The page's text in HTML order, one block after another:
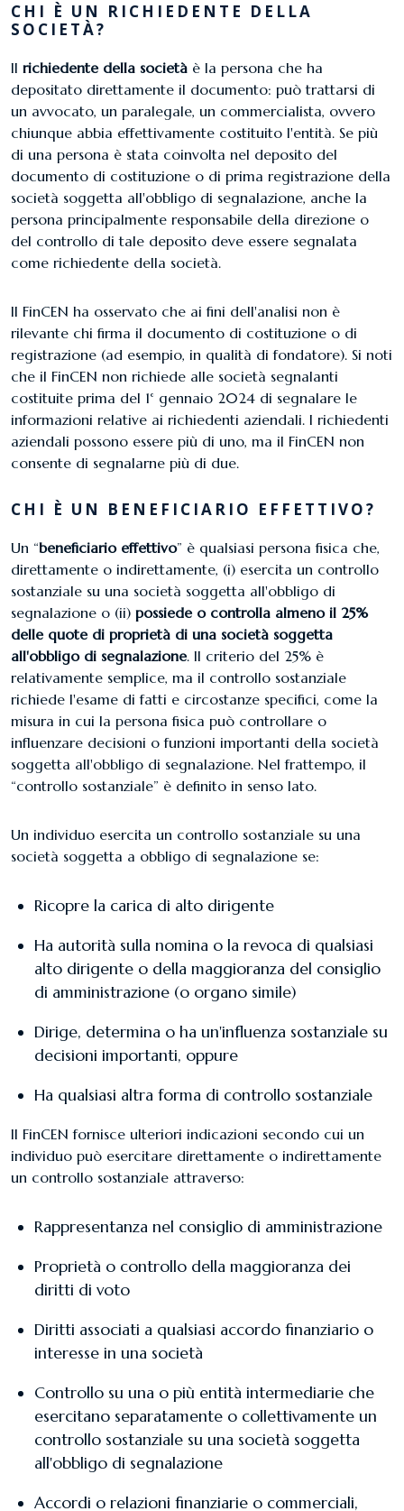
CHI È UN RICHIEDENTE DELLA
SOCIETÀ?
Il richiedente della società è la persona che ha
depositato direttamente il documento: può trattarsi di
un avvocato, un paralegale, un commercialista, ovvero
chiunque abbia effettivamente costituito l'entità. Se più
di una persona è stata coinvolta nel deposito del
documento di costituzione o di prima registrazione della
società soggetta all'obbligo di segnalazione, anche la
persona principalmente responsabile della direzione o
del controllo di tale deposito deve essere segnalata
come richiedente della società.
Il FinCEN ha osservato che ai fini dell'analisi non è
rilevante chi firma il documento di costituzione o di
registrazione (ad esempio, in qualità di fondatore). Si noti
che il FinCEN non richiede alle società segnalanti
costituite prima del 1° gennaio 2024 di segnalare le
informazioni relative ai richiedenti aziendali. I richiedenti
aziendali possono essere più di uno, ma il FinCEN non
consente di segnalarne più di due.
CHI È UN BENEFICIARIO EFFETTIVO?
Un “beneficiario effettivo” è qualsiasi persona fisica che,
direttamente o indirettamente, (i) esercita un controllo
sostanziale su una società soggetta all'obbligo di
segnalazione o (ii) possiede o controlla almeno il 25%
delle quote di proprietà di una società soggetta
all'obbligo di segnalazione. Il criterio del 25% è
relativamente semplice, ma il controllo sostanziale
richiede l'esame di fatti e circostanze specifici, come la
misura in cui la persona fisica può controllare o
influenzare decisioni o funzioni importanti della società
soggetta all'obbligo di segnalazione. Nel frattempo, il
“controllo sostanziale” è definito in senso lato.
Un individuo esercita un controllo sostanziale su una
società soggetta a obbligo di segnalazione se:
Ricopre la carica di alto dirigente
Ha autorità sulla nomina o la revoca di qualsiasi
alto dirigente o della maggioranza del consiglio
di amministrazione (o organo simile)
Dirige, determina o ha un'influenza sostanziale su
decisioni importanti, oppure
Ha qualsiasi altra forma di controllo sostanziale
Il FinCEN fornisce ulteriori indicazioni secondo cui un
individuo può esercitare direttamente o indirettamente
un controllo sostanziale attraverso:
Rappresentanza nel consiglio di amministrazione
Proprietà o controllo della maggioranza dei
diritti di voto
Diritti associati a qualsiasi accordo finanziario o
interesse in una società
Controllo su una o più entità intermediarie che
esercitano separatamente o collettivamente un
controllo sostanziale su una società soggetta
all'obbligo di segnalazione
Accordi o relazioni finanziarie o commerciali,